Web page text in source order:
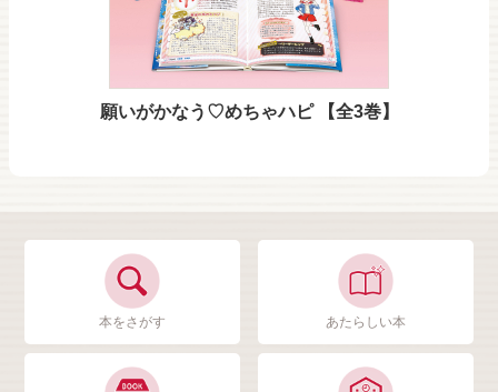
願いがかなう♡めちゃハピ 【全3巻】
本をさがす あたらしい本